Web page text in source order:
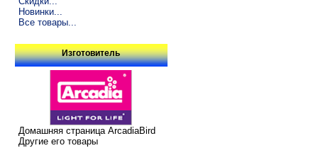
Новинки...
Все товары...
Изготовитель
Домашняя страница ArcadiaBird
Другие его товары